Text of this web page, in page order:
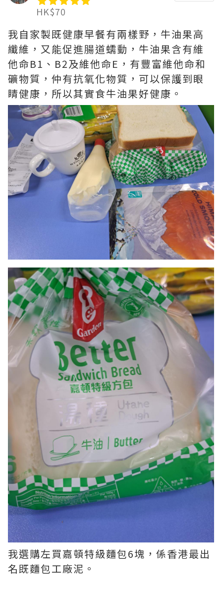
HK$70
我自家製既健康早餐有兩樣野，牛油果高
纖維，又能促進腸道蠕動，牛油果含有維
他命B1、B2及維他命E，有豐富維他命和
礦物質，仲有抗氧化物質，可以保護到眼
睛健康，所以其實食牛油果好健康。
我選購左買嘉頓特級麵包6塊，係香港最出
名既麵包工廠泥。